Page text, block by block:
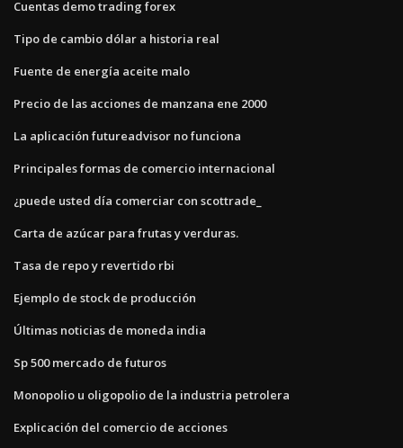
Cuentas demo trading forex
Tipo de cambio dólar a historia real
Fuente de energía aceite malo
Precio de las acciones de manzana ene 2000
La aplicación futureadvisor no funciona
Principales formas de comercio internacional
¿puede usted día comerciar con scottrade_
Carta de azúcar para frutas y verduras.
Tasa de repo y revertido rbi
Ejemplo de stock de producción
Últimas noticias de moneda india
Sp 500 mercado de futuros
Monopolio u oligopolio de la industria petrolera
Explicación del comercio de acciones